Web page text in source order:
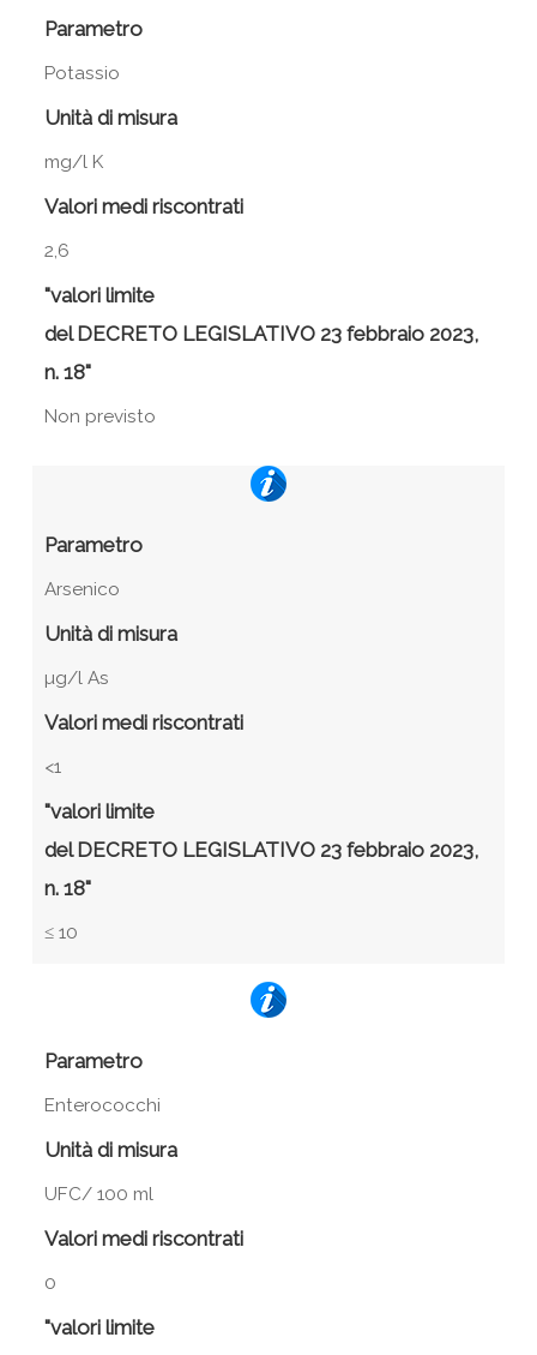
Parametro
Potassio
Unità di misura
mg/l K
Valori medi riscontrati
2,6
"valori limite
del DECRETO LEGISLATIVO 23 febbraio 2023,
n. 18"
Non previsto
Parametro
Arsenico
Unità di misura
µg/l As
Valori medi riscontrati
<1
"valori limite
del DECRETO LEGISLATIVO 23 febbraio 2023,
n. 18"
≤ 10
Parametro
Enterococchi
Unità di misura
UFC/ 100 ml
Valori medi riscontrati
0
"valori limite